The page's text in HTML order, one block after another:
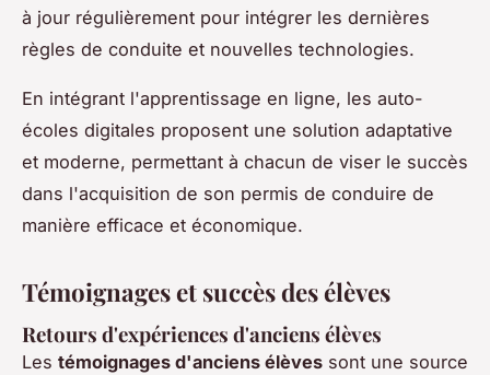
à jour régulièrement pour intégrer les dernières
règles de conduite et nouvelles technologies.
En intégrant l'apprentissage en ligne, les auto-
écoles digitales proposent une solution adaptative
et moderne, permettant à chacun de viser le succès
dans l'acquisition de son permis de conduire de
manière efficace et économique.
Témoignages et succès des élèves
Retours d'expériences d'anciens élèves
Les témoignages d'anciens élèves sont une source